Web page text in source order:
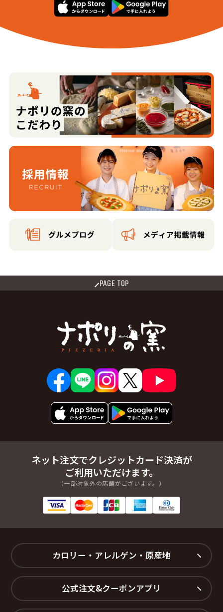
PAGE TOP
ネット注文でクレジットカード決済が
ご利用いただけます。
（一部対象外の店舗がございます。）
カロリー・アレルゲン・原産地
公式注文&クーポンアプリ